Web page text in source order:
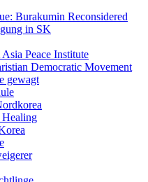
Burakumin Reconsidered
in SK
Peace Institute
Democratic Movement
gewagt
Healing